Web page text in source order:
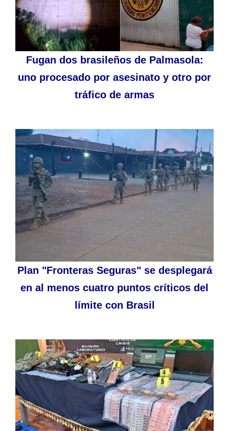
Fugan dos brasileños de Palmasola:
uno procesado por asesinato y otro por
tráfico de armas
Plan "Fronteras Seguras" se desplegará
en al menos cuatro puntos críticos del
límite con Brasil